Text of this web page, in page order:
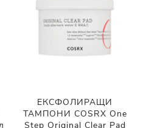
ЕКСФОЛИРАЩИ
ТАМПОНИ COSRX One
Step Original Clear Pad